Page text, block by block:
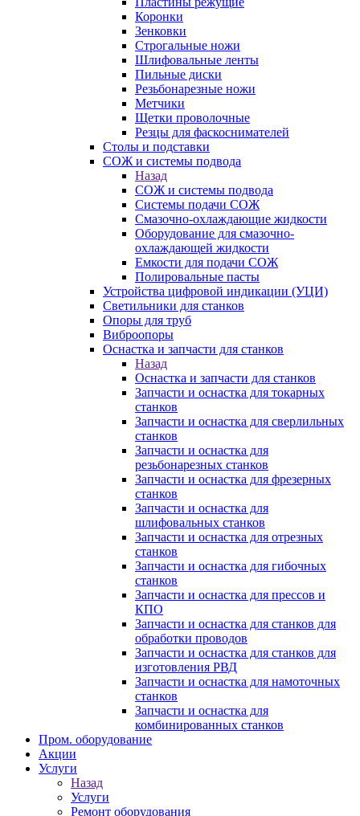
Коронки
Зенковки
Строгальные ножи
Шлифовальные ленты
Пильные диски
Резьбонарезные ножи
Метчики
Щетки проволочные
Резцы для фаскоснимателей
Столы и подставки
СОЖ и системы подвода
Назад
СОЖ и системы подвода
Системы подачи СОЖ
Смазочно-охлаждающие жидкости
Оборудование для смазочно-
охлаждающей жидкости
Емкости для подачи СОЖ
Полировальные пасты
Устройства цифровой индикации (УЦИ)
Светильники для станков
Опоры для труб
Виброопоры
Оснастка и запчасти для станков
Назад
Оснастка и запчасти для станков
Запчасти и оснастка для токарных
станков
Запчасти и оснастка для сверлильных
станков
Запчасти и оснастка для
резьбонарезных станков
Запчасти и оснастка для фрезерных
станков
Запчасти и оснастка для
шлифовальных станков
Запчасти и оснастка для отрезных
станков
Запчасти и оснастка для гибочных
станков
Запчасти и оснастка для прессов и
КПО
Запчасти и оснастка для станков для
обработки проводов
Запчасти и оснастка для станков для
изготовления РВД
Запчасти и оснастка для намоточных
станков
Запчасти и оснастка для
комбинированных станков
Пром. оборудование
Акции
Услуги
Назад
Услуги
Ремонт оборудования